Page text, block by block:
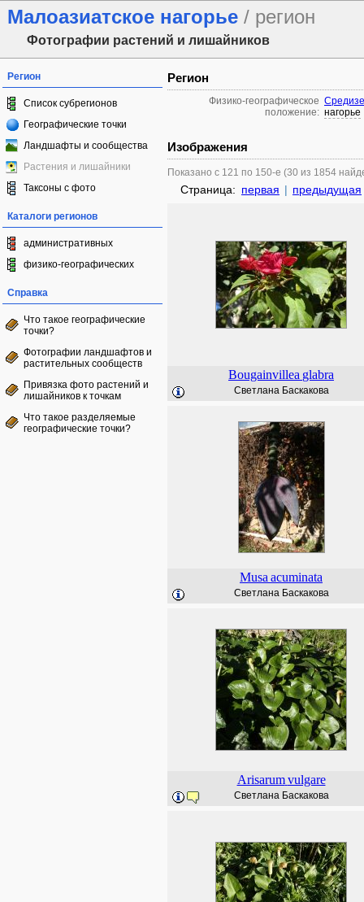
Малоазиатское нагорье / регион
Фотографии растений и лишайников
Регион
Список субрегионов
Географические точки
Ландшафты и сообщества
Растения и лишайники
Таксоны с фото
Каталоги регионов
административных
физико-географических
Справка
Что такое географические
точки?
Фотографии ландшафтов и
растительных сообществ
Привязка фото растений и
лишайников к точкам
Что такое разделяемые
географические точки?
Регион
Физико-географическое
положение: нагорье
Изображения
Показано с 121 по 150-е (30 из 1854
Страница: первая | предыдущая
Bougainvillea glabra
Светлана Баскакова
Musa acuminata
Светлана Баскакова
Arisarum vulgare
Светлана Баскакова